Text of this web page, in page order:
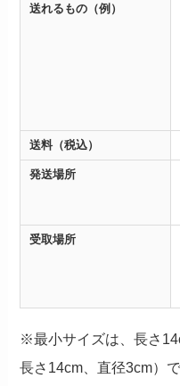
送れるもの（例）
送料（税込）
発送場所
受取場所
※最小サイズは、長さ
長さ14cm、直径3cm）